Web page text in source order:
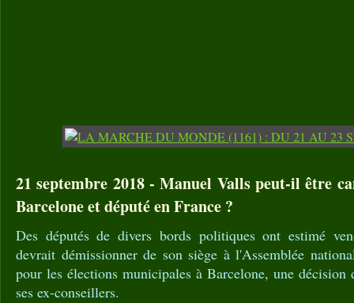
21 septembre 2018 - Manuel Valls peut-il être
Barcelone et député en France ?
Des députés de divers bords politiques ont estimé
devrait démissionner de son siège à l'Assemblée
pour les élections municipales à Barcelone, une décision
ses ex-conseillers.